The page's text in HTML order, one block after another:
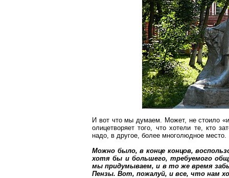
И вот что мы думаем. Может, не стоило
олицетворяет того, что хотели те, кто
надо, в другое, более многолюдное место.
Можно было, в конце концов,
хотя бы и большего, требуемого
мы придумываем, и в то же время
Пензы. Вот, пожалуй, и все, что нам